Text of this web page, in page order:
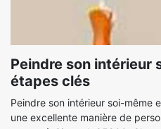
Peindre son intérieur
étapes clés
Peindre son intérieur soi-même
une excellente manière de